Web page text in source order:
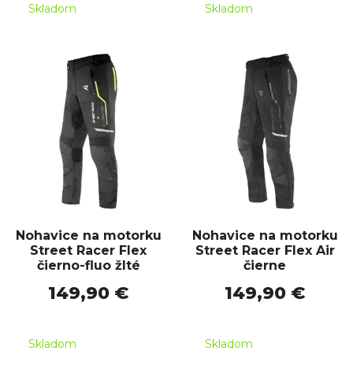
Skladom Skladom
Nohavice na motorku
Street Racer Flex
čierno-fluo žlté
149,90 €
Skladom
Nohavice na motorku
Street Racer Flex Air
čierne
149,90 €
Skladom